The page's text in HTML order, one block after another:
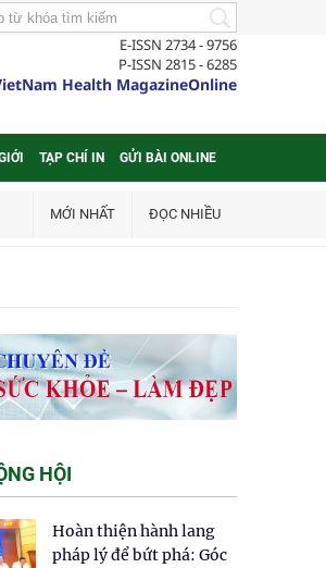
E-ISSN 2734 - 9756
P-ISSN 2815 - 6285
Health MagazineOnline
TẠP CHÍ IN GỬI BÀI ONLINE
MỚI NHẤT ĐỌC NHIỀU
HỘI
Hoàn thiện hành lang
pháp lý để bứt phá: Góc